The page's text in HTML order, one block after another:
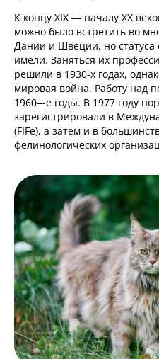
К концу XIX — началу XX
можно было встретить во
Дании и Швеции, но
имели. Заняться их
решили в 1930-х годах,
мировая война. Работу над
1960–-е годы. В 1977 году
зарегистрировали в
(FIFe), а затем и в
фелинологических